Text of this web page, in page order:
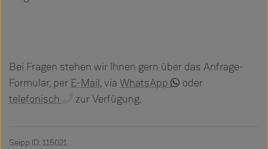
Bei Fragen stehen wir Ihnen gern über das Anfrage-
Formular, per E-Mail, via WhatsApp
oder
telefonisch
zur Verfügung.
Seipp ID: 115021